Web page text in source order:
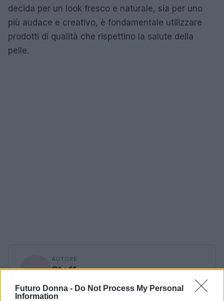
Futuro Donna - Do Not Process My Personal
Information
decida per un look fresco e naturale, sia per uno
più audace e creativo, è fondamentale utilizzare
prodotti di qualità che rispettino la salute della
pelle.
AUTORE
Staff